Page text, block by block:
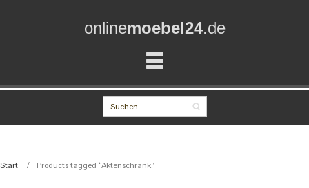
onlinemoebel24.de
Start Products tagged “Aktenschrank”